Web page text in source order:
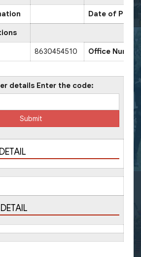
Date of
8630454510 Office Number
details Enter the code: